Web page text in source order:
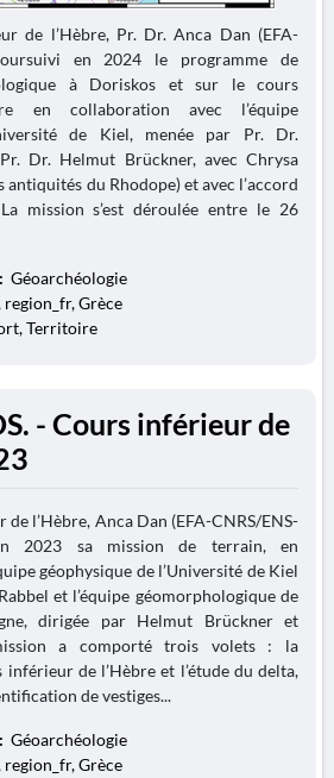
de l’Hèbre, Pr. Dr. Anca Dan (EFA-
en 2024 le programme de
à Doriskos et sur le cours
en collaboration avec l’équipe
de Kiel, menée par Pr. Dr.
Dr. Helmut Brückner, avec Chrysa
antiquités du Rhodope) et avec l’accord
mission s’est déroulée entre le 26
Géoarchéologie
region_fr, Grèce
Territoire
- Cours inférieur de
l’Hèbre, Anca Dan (EFA-CNRS/ENS-
2023 sa mission de terrain, en
géophysique de l’Université de Kiel
et l’équipe géomorphologique de
dirigée par Helmut Brückner et
a comporté trois volets : la
de l’Hèbre et l’étude du delta,
de vestiges...
Géoarchéologie
region_fr, Grèce